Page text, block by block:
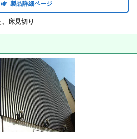
製品詳細ページ
床見切り